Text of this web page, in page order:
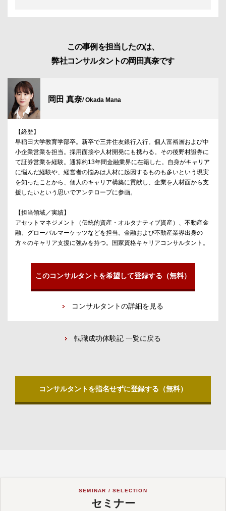
この事例を担当したのは、
弊社コンサルタントの岡田真奈です
岡田 真奈/ Okada Mana
【経歴】
早稲田大学教育学部卒。新卒で三井住友銀行入行。個人富裕層および中
小企業営業を担当。採用面接や人材開発にも携わる。その後野村證券に
て証券営業を経験。通算約13年間金融業界に在籍した。自身がキャリア
に悩んだ経験や、経営者の悩みは人材に起因するものも多いという現実
を知ったことから、個人のキャリア構築に貢献し、企業を人材面から支
援したいという思いでアンテロープに参画。
【担当領域／実績】
アセットマネジメント（伝統的資産・オルタナティブ資産）、不動産金
融、グローバルマーケッツなどを担当。金融および不動産業界出身の
方々のキャリア支援に強みを持つ。国家資格キャリアコンサルタント。
このコンサルタントを希望して登録する（無料）
コンサルタントの詳細を見る
転職成功体験記 一覧に戻る
コンサルタントを指名せずに登録する（無料）
SEMINAR / SELECTION
セミナー